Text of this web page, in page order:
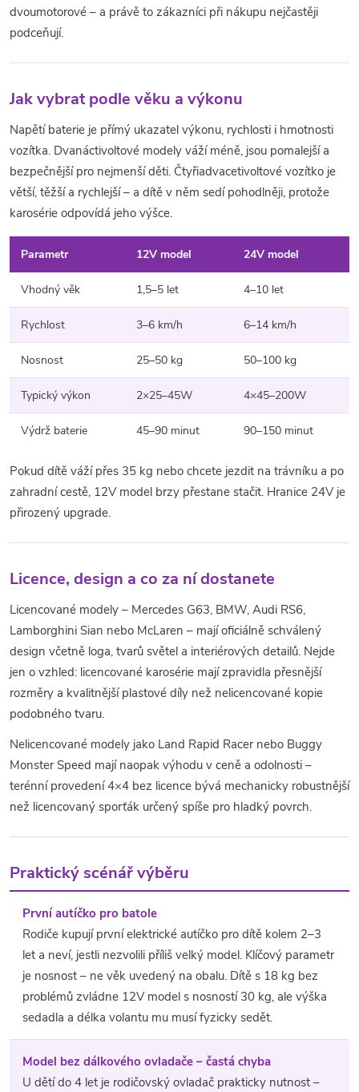
dvoumotorové – a právě to zákazníci při nákupu nejčastěji
podceňují.
Jak vybrat podle věku a výkonu
Napětí baterie je přímý ukazatel výkonu, rychlosti i hmotnosti
vozítka. Dvanáctivoltové modely váží méně, jsou pomalejší a
bezpečnější pro nejmenší děti. Čtyřiadvacetivoltové vozítko je
větší, těžší a rychlejší – a dítě v něm sedí pohodlněji, protože
karosérie odpovídá jeho výšce.
Parametr 12V model 24V model
Vhodný věk 1,5–5 let 4–10 let
Rychlost 3–6 km/h 6–14 km/h
Nosnost 25–50 kg 50–100 kg
Typický výkon 2×25–45W 4×45–200W
Výdrž baterie 45–90 minut 90–150 minut
Pokud dítě váží přes 35 kg nebo chcete jezdit na trávníku a po
zahradní cestě, 12V model brzy přestane stačit. Hranice 24V je
přirozený upgrade.
Licence, design a co za ní dostanete
Licencované modely – Mercedes G63, BMW, Audi RS6,
Lamborghini Sian nebo McLaren – mají oficiálně schválený
design včetně loga, tvarů světel a interiérových detailů. Nejde
jen o vzhled: licencované karosérie mají zpravidla přesnější
rozměry a kvalitnější plastové díly než nelicencované kopie
podobného tvaru.
Nelicencované modely jako Land Rapid Racer nebo Buggy
Monster Speed mají naopak výhodu v ceně a odolnosti –
terénní provedení 4×4 bez licence bývá mechanicky robustnější
než licencovaný sporťák určený spíše pro hladký povrch.
Praktický scénář výběru
První autíčko pro batole
Rodiče kupují první elektrické autíčko pro dítě kolem 2–3
let a neví, jestli nezvolili příliš velký model. Klíčový parametr
je nosnost – ne věk uvedený na obalu. Dítě s 18 kg bez
problémů zvládne 12V model s nosností 30 kg, ale výška
sedadla a délka volantu mu musí fyzicky sedět.
Model bez dálkového ovladače – častá chyba
U dětí do 4 let je rodičovský ovladač prakticky nutnost –